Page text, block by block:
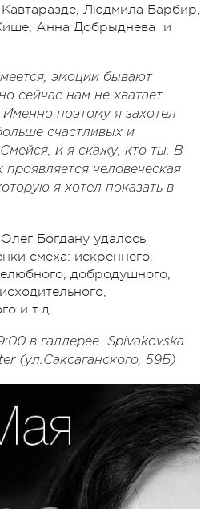
Людмила Барбир,
Анна Добрыднева и
эмоции бывают
сейчас нам не хватает
поэтому я захотел
счастливых и
и я скажу, кто ты. В
проявляется человеческая
я хотел показать в
Богдану удалось
смеха: искреннего,
добродушного,
и т.д.
в галлерее Spivakovska
(ул.Саксаганского, 59Б)